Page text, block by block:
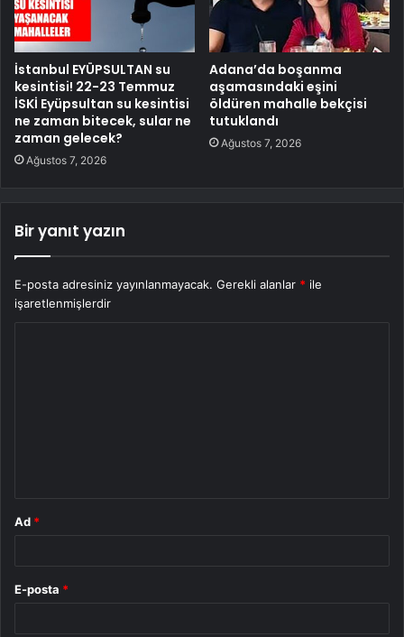
İstanbul EYÜPSULTAN su
kesintisi! 22-23 Temmuz
İSKİ Eyüpsultan su kesintisi
ne zaman bitecek, sular ne
zaman gelecek?
Ağustos 7, 2026
Adana’da boşanma
aşamasındaki eşini
öldüren mahalle bekçisi
tutuklandı
Ağustos 7, 2026
Bir yanıt yazın
E-posta adresiniz yayınlanmayacak. Gerekli alanlar * ile
işaretlenmişlerdir
Ad *
E-posta *